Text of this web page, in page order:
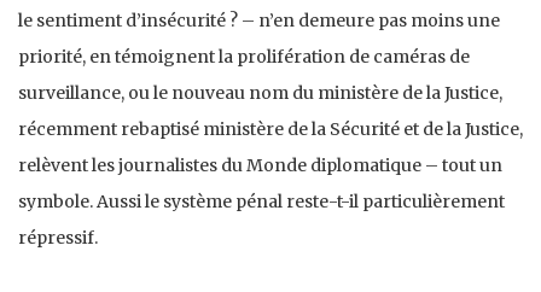
le sentiment d’insécurité ? – n’en demeure pas moins une
priorité, en témoignent la prolifération de caméras de
surveillance, ou le nouveau nom du ministère de la Justice,
récemment rebaptisé ministère de la Sécurité et de la Justice,
relèvent les journalistes du Monde diplomatique – tout un
symbole. Aussi le système pénal reste-t-il particulièrement
répressif.